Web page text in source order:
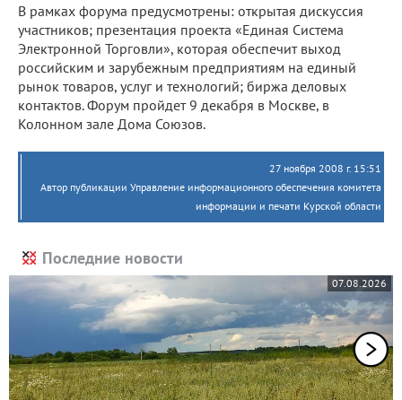
В рамках форума предусмотрены: открытая дискуссия
участников; презентация проекта «Единая Система
Электронной Торговли», которая обеспечит выход
российским и зарубежным предприятиям на единый
рынок товаров, услуг и технологий; биржа деловых
контактов. Форум пройдет 9 декабря в Москве, в
Колонном зале Дома Союзов.
27 ноября 2008 г. 15:51
Автор публикации Управление информационного обеспечения комитета
информации и печати Курской области
Последние новости
07.08.2026